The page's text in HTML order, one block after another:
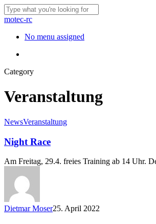
Skip
to
content
Close
motec-rc
Menu
No menu assigned
Category
Veranstaltung
NewsVeranstaltung
Night Race
Am Freitag, 29.4. freies Training ab 14 Uhr.
Dietmar Moser25. April 2022